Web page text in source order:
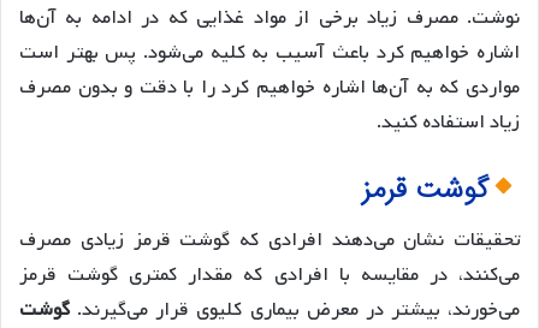
نوشت. مصرف زیاد برخی از مواد غذایی که در ادامه به آن‌ها
اشاره خواهیم کرد باعث آسیب به کلیه می‌شود. پس بهتر است
مواردی که به آن‌ها اشاره خواهیم کرد را با دقت و بدون مصرف
زیاد استفاده کنید.
گوشت قرمز
تحقیقات نشان می‌دهند افرادی که گوشت قرمز زیادی مصرف
می‌کنند، در مقایسه با افرادی که مقدار کمتری گوشت قرمز
می‌خورند، بیشتر در معرض بیماری کلیوی قرار می‌گیرند.گوشت